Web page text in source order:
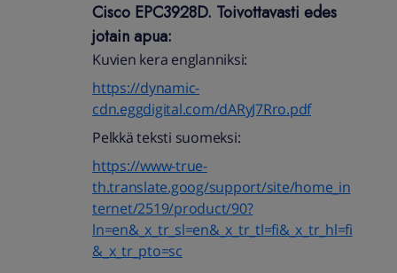
Cisco EPC3928D. Toivottavasti edes
jotain apua:
Kuvien kera englanniksi:
https://dynamic-
cdn.eggdigital.com/dARyJ7Rro.pdf
Pelkkä teksti suomeksi:
https://www-true-
th.translate.goog/support/site/home_in
ternet/2519/product/90?
ln=en&_x_tr_sl=en&_x_tr_tl=fi&_x_tr_hl=fi
&_x_tr_pto=sc